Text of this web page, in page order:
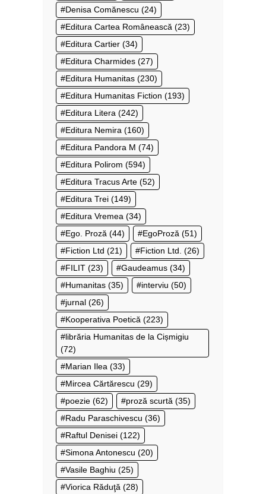
Denisa Comănescu (24)
Editura Cartea Românească (23)
Editura Cartier (34)
Editura Charmides (27)
Editura Humanitas (230)
Editura Humanitas Fiction (193)
Editura Litera (242)
Editura Nemira (160)
Editura Pandora M (74)
Editura Polirom (594)
Editura Tracus Arte (52)
Editura Trei (149)
Editura Vremea (34)
Ego. Proză (44) EgoProză (51)
Fiction Ltd (21) Fiction Ltd. (26)
FILIT (23) Gaudeamus (34)
Humanitas (35) interviu (50)
jurnal (26)
Kooperativa Poetică (223)
librăria Humanitas de la Cișmigiu
(72)
Marian Ilea (33)
Mircea Cărtărescu (29)
poezie (62) proză scurtă (35)
Radu Paraschivescu (36)
Raftul Denisei (122)
Simona Antonescu (20)
Vasile Baghiu (25)
Viorica Răduţă (28)